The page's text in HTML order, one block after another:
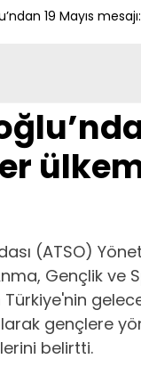
19 Mayıs
(ATSO)
Gençlik ve
gençlere
belirtti.